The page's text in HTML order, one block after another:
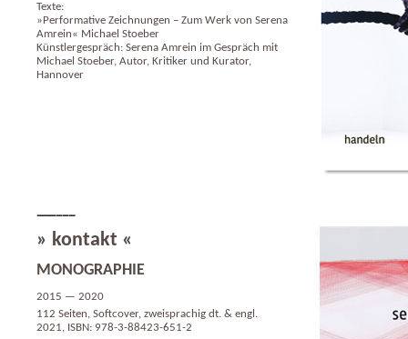
Texte:
»Performative Zeichnungen – Zum Werk von Serena
Amrein« Michael Stoeber
Künstlergespräch: Serena Amrein im Gespräch mit
Michael Stoeber, Autor, Kritiker und Kurator,
Hannover
» kontakt «
MONOGRAPHIE
2015 — 2020
112 Seiten, Softcover, zweisprachig dt. & engl.
2021, ISBN: 978-3-88423-651-2